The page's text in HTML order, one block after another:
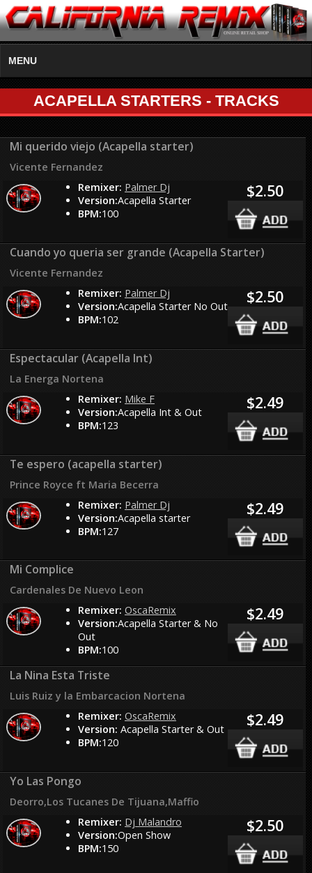
MENU
ACAPELLA STARTERS - TRACKS
Mi querido viejo (Acapella starter)
Vicente Fernandez
Remixer: Palmer Dj
Version:Acapella Starter
BPM:100
$2.50
Cuando yo queria ser grande (Acapella Starter)
Vicente Fernandez
Remixer: Palmer Dj
Version:Acapella Starter No Out
BPM:102
$2.50
Espectacular (Acapella Int)
La Energa Nortena
Remixer: Mike F
Version:Acapella Int & Out
BPM:123
$2.49
Te espero (acapella starter)
Prince Royce ft Maria Becerra
Remixer: Palmer Dj
Version:Acapella starter
BPM:127
$2.49
Mi Complice
Cardenales De Nuevo Leon
Remixer: OscaRemix
Version:Acapella Starter & No
Out
BPM:100
$2.49
La Nina Esta Triste
Luis Ruiz y la Embarcacion Nortena
Remixer: OscaRemix
Version: Acapella Starter & Out
BPM:120
$2.49
Yo Las Pongo
Deorro,Los Tucanes De Tijuana,Maffio
Remixer: Dj Malandro
Version:Open Show
BPM:150
$2.50